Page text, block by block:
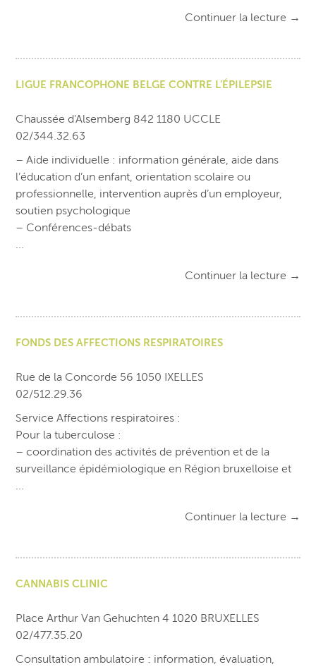
Continuer la lecture →
LIGUE FRANCOPHONE BELGE CONTRE L’ÉPILEPSIE
Chaussée d'Alsemberg 842 1180 UCCLE
02/344.32.63
– Aide individuelle : information générale, aide dans
l’éducation d’un enfant, orientation scolaire ou
professionnelle, intervention auprès d’un employeur,
soutien psychologique
– Conférences-débats
...
Continuer la lecture →
FONDS DES AFFECTIONS RESPIRATOIRES
Rue de la Concorde 56 1050 IXELLES
02/512.29.36
Service Affections respiratoires :
Pour la tuberculose :
– coordination des activités de prévention et de la
surveillance épidémiologique en Région bruxelloise et
...
Continuer la lecture →
CANNABIS CLINIC
Place Arthur Van Gehuchten 4 1020 BRUXELLES
02/477.35.20
Consultation ambulatoire : information, évaluation,